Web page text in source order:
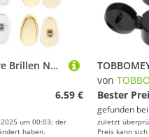
TOBBOMEY 12 Paare Brillen Nasenpads Silikon Anti rutsch Weiche Nasenpolster für Brillen Zubehör Komfortabel Haltbar Keine Druckstellen
6,59 €
um 00:03; der
haben.
von
Bester
gefunden bei
zuletzt
Preis kann